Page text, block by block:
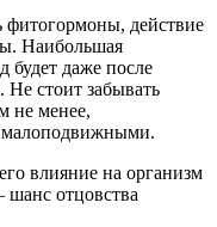
фитогормоны, действие
Наибольшая
будет даже после
Не стоит забывать
не менее,
малоподвижными.
влияние на организм
отцовства